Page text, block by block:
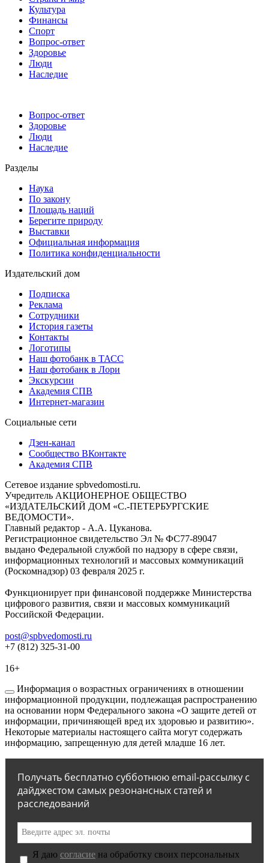
Культура
Финансы
Спорт
Вопрос-ответ
Здоровье
Люди
Наследие
Вопрос-ответ
Здоровье
Люди
Наследие
Разделы
Наука
По закону
Площадь наций
Берегите природу
Выставки
Официальная информация
Политика конфиденциальности
Издательский дом
Подписка
Реклама
Сотрудники
История газеты
Контакты
Логотипы
Наш фотобанк в ТАСС
Наш фотобанк в Лори
Экскурсии
Академия СПВ
Интернет-магазин
Социальные сети
Дзен-канал
Сообщество ВКонтакте
Академия СПВ
Сетевое издание spbvedomosti.ru.
Учредитель АКЦИОНЕРНОЕ ОБЩЕСТВО
«ИЗДАТЕЛЬСКИЙ ДОМ «С.-ПЕТЕРБУРГСКИЕ
ВЕДОМОСТИ».
Главный редактор - А.А. Цуканова.
Регистрационное свидетельство Эл № ФС77-89047
выдано Федеральной службой по надзору в сфере связи,
информационных технологий и массовых коммуникаций
(Роскомнадзор) 03 февраля 2025 г.
Функционирует при финансовой поддержке Министерства
цифрового развития, связи и массовых коммуникаций
Российской Федерации.
post@spbvedomosti.ru
+7 (812) 325-31-00
16+
Информация о возрастных ограничениях в отношении
информационной продукции, подлежащая распространению
на основании норм Федерального закона «О защите детей от
информации, причиняющей вред их здоровью и развитию».
Некоторые материалы настоящего сайта могут содержать
информацию, запрещенную для детей младше 16 лет.
Получать бесплатно субботнюю email-рассылку с
дайджестом самых резонансных статей и
расследований
Я даю согласие на обработку своих персональных